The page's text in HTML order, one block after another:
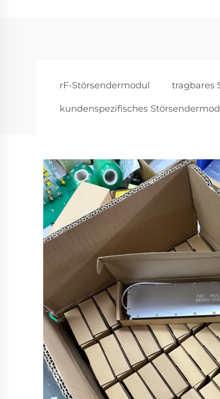
rF-Störsendermodul tragbares
kundenspezifisches